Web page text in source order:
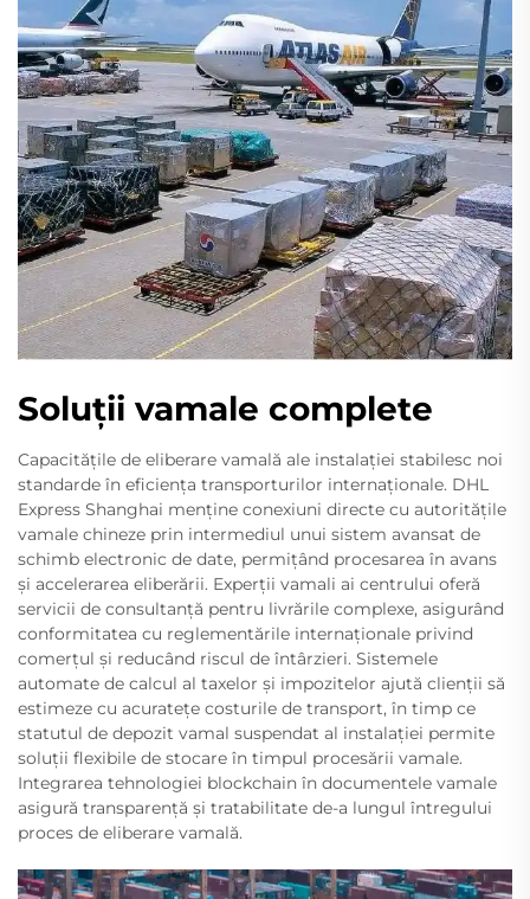
Soluții vamale complete
Capacitățile de eliberare vamală ale instalației stabilesc noi
standarde în eficiența transporturilor internaționale. DHL
Express Shanghai menține conexiuni directe cu autoritățile
vamale chineze prin intermediul unui sistem avansat de
schimb electronic de date, permițând procesarea în avans
și accelerarea eliberării. Experții vamali ai centrului oferă
servicii de consultanță pentru livrările complexe, asigurând
conformitatea cu reglementările internaționale privind
comerțul și reducând riscul de întârzieri. Sistemele
automate de calcul al taxelor și impozitelor ajută clienții să
estimeze cu acuratețe costurile de transport, în timp ce
statutul de depozit vamal suspendat al instalației permite
soluții flexibile de stocare în timpul procesării vamale.
Integrarea tehnologiei blockchain în documentele vamale
asigură transparență și tratabilitate de-a lungul întregului
proces de eliberare vamală.